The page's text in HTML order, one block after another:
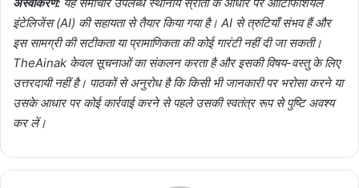
इंटेलिजेंस (AI) की सहायता से तैयार किया गया है। AI से त्रुटियाँ संभव हैं और
इस सामग्री की सटीकता या प्रामाणिकता की कोई गारंटी नहीं दी जा सकती।
TheAinak केवल सूचनाओं का संकलन करता है और इसकी विषय-वस्तु के लिए
उत्तरदायी नहीं है। पाठकों से अनुरोध है कि किसी भी जानकारी पर भरोसा करने या
उसके आधार पर कोई कार्रवाई करने से पहले उसकी स्वतंत्र रूप से पुष्टि अवश्य
कर लें।